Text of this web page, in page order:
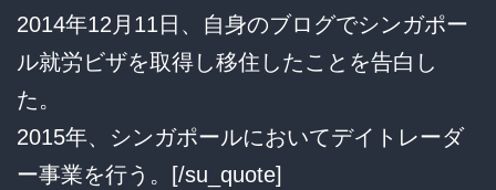
2014年12月11日、自身のブログでシンガポー
ル就労ビザを取得し移住したことを告白し
た。
2015年、シンガポールにおいてデイトレーダ
ー事業を行う。[/su_quote]